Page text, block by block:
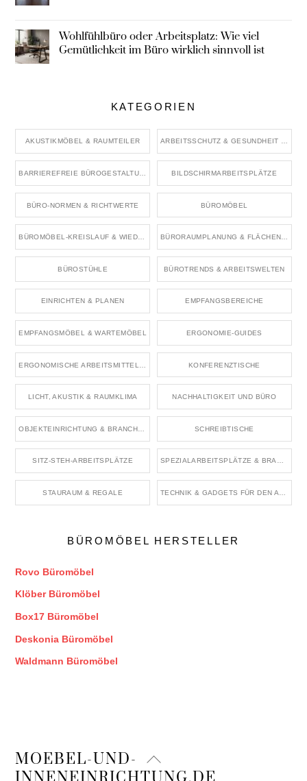
Wohlfühlbüro oder Arbeitsplatz: Wie viel
Gemütlichkeit im Büro wirklich sinnvoll ist
KATEGORIEN
AKUSTIKMÖBEL & RAUMTEILER ARBEITSSCHUTZ & GESUNDHEIT IM BÜRO
BILDSCHIRMARBEITSPLÄTZE
BÜRO-NORMEN & RICHTWERTE BÜROMÖBEL
BÜROSTÜHLE BÜROTRENDS & ARBEITSWELTEN
EINRICHTEN & PLANEN EMPFANGSBEREICHE
EMPFANGSMÖBEL & WARTEMÖBEL ERGONOMIE-GUIDES
KONFERENZTISCHE
LICHT, AKUSTIK & RAUMKLIMA NACHHALTIGKEIT UND BÜRO
SCHREIBTISCHE
SITZ-STEH-ARBEITSPLÄTZE SPEZIALARBEITSPLÄTZE & BRANCHENBÜROS
STAURAUM & REGALE
BÜROMÖBEL HERSTELLER
Rovo Büromöbel
Klöber Büromöbel
Box17 Büromöbel
Deskonia Büromöbel
Waldmann Büromöbel
Back
To
MOEBEL-UND-